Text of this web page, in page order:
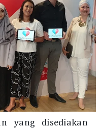
yang disediakan